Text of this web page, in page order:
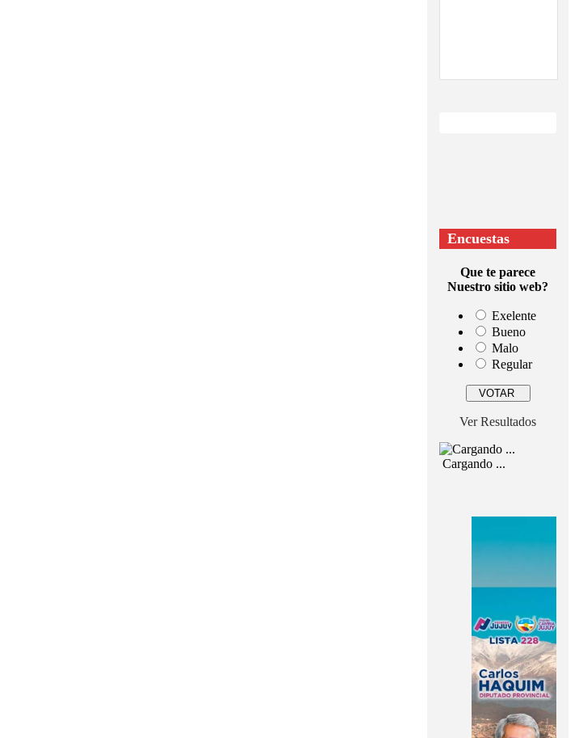
Encuestas
Que te parece
Nuestro sitio web?
Exelente
Bueno
Malo
Regular
Ver Resultados
Cargando ...